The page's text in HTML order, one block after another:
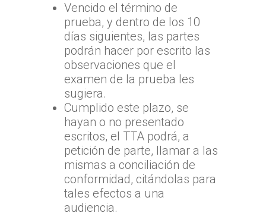
Vencido el término de
prueba, y dentro de los 10
días siguientes, las partes
podrán hacer por escrito las
observaciones que el
examen de la prueba les
sugiera.
Cumplido este plazo, se
hayan o no presentado
escritos, el TTA podrá, a
petición de parte, llamar a las
mismas a conciliación de
conformidad, citándolas para
tales efectos a una
audiencia.